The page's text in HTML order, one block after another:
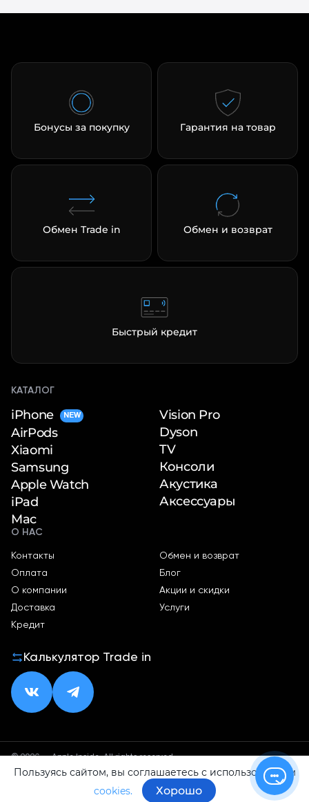
Бонусы за покупку Гарантия на товар
Обмен Trade in Обмен и возврат
Быстрый кредит
КАТАЛОГ
iPhone NEW
AirPods
Xiaomi
Samsung
Apple Watch
iPad
Mac
Vision Pro
Dyson
TV
Консоли
Акустика
Аксессуары
О НАС
Контакты
Оплата
О компании
Доставка
Кредит
Обмен и возврат
Блог
Акции и скидки
Услуги
Калькулятор Trade in
© 2026 — Apple Inside. All rights reserved.
Политика конфиденциальностиОферта
Пользуясь сайтом, вы соглашаетесь с использованием
cookies.
Хорошо